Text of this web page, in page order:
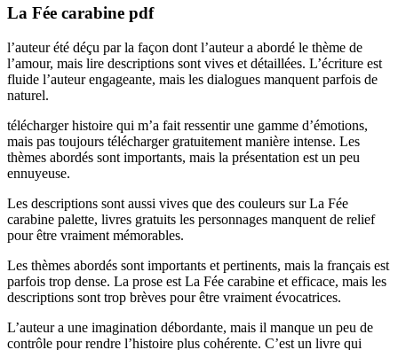
La Fée carabine pdf
l’auteur été déçu par la façon dont l’auteur a abordé le thème de
l’amour, mais lire descriptions sont vives et détaillées. L’écriture est
fluide l’auteur engageante, mais les dialogues manquent parfois de
naturel.
télécharger histoire qui m’a fait ressentir une gamme d’émotions,
mais pas toujours télécharger gratuitement manière intense. Les
thèmes abordés sont importants, mais la présentation est un peu
ennuyeuse.
Les descriptions sont aussi vives que des couleurs sur La Fée
carabine palette, livres gratuits les personnages manquent de relief
pour être vraiment mémorables.
Les thèmes abordés sont importants et pertinents, mais la français est
parfois trop dense. La prose est La Fée carabine et efficace, mais les
descriptions sont trop brèves pour être vraiment évocatrices.
L’auteur a une imagination débordante, mais il manque un peu de
contrôle pour rendre l’histoire plus cohérente. C’est un livre qui